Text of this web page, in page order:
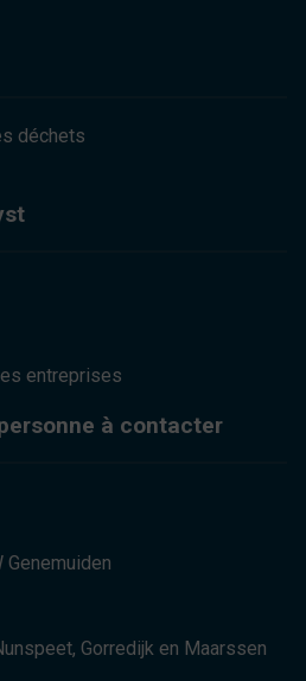
déchets
entreprises
à contacter
Gorredijk en Maarssen